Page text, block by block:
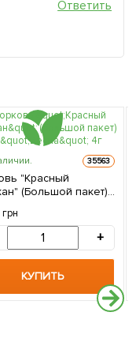
Ответить
35563
"Красный
(Большой пакет)
4г
грн
+
КУПИТЬ